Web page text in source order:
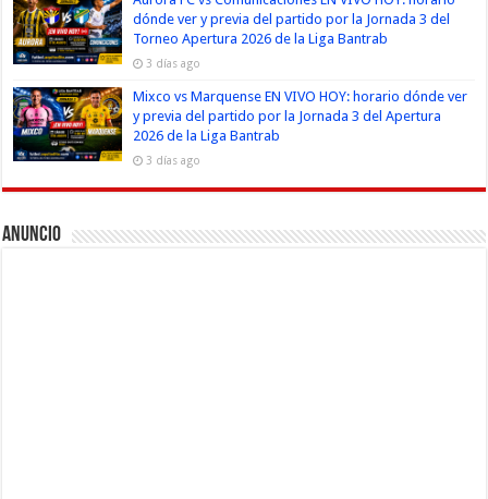
dónde ver y previa del partido por la Jornada 3 del
Torneo Apertura 2026 de la Liga Bantrab
3 días ago
Mixco vs Marquense EN VIVO HOY: horario dónde ver
y previa del partido por la Jornada 3 del Apertura
2026 de la Liga Bantrab
3 días ago
Anuncio